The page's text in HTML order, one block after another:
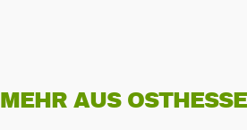
MEHR AUS